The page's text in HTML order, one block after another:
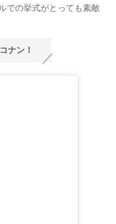
での挙式がとっても素敵
ナン！